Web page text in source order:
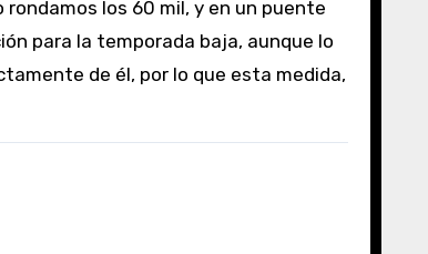
los 60 mil, y en un puente
para la temporada baja, aunque lo
de él, por lo que esta medida,